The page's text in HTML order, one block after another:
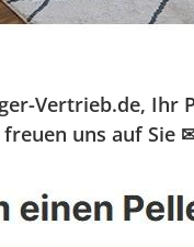
Vertrieb.de,
uns auf Sie